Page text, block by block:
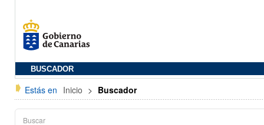
BUSCADOR
Estás en Inicio > Buscador